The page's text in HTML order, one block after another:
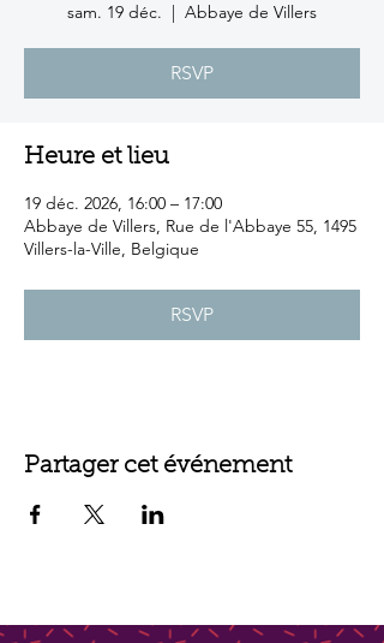
sam. 19 déc.
  |
Abbaye de Villers
RSVP
Heure et lieu
19 déc. 2026, 16:00 – 17:00
Abbaye de Villers, Rue de l'Abbaye 55, 1495
Villers-la-Ville, Belgique
RSVP
Partager cet événement